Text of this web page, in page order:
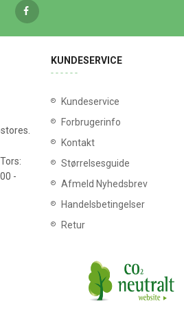
-
KUNDESERVICE
Kundeservice
Forbrugerinfo
Kontakt
Størrelsesguide
Afmeld Nyhedsbrev
Handelsbetingelser
Retur